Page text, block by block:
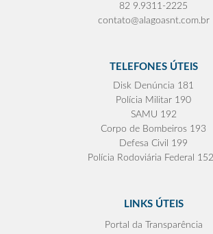
82 9.9311-2225
contato@alagoasnt.com.br
TELEFONES ÚTEIS
Disk Denúncia 181
Polícia Militar 190
SAMU 192
Corpo de Bombeiros 193
Defesa Civil 199
Polícia Rodoviária Federal
LINKS ÚTEIS
Portal da Transparência